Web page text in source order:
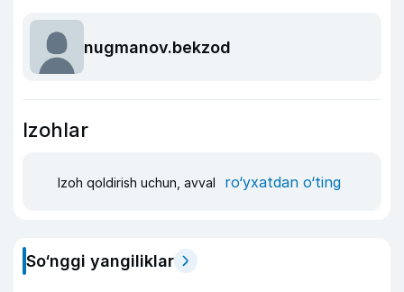
nugmanov.bekzod
Izohlar
Izoh qoldirish uchun, avval ro‘yxatdan o‘ting
So‘nggi yangiliklar